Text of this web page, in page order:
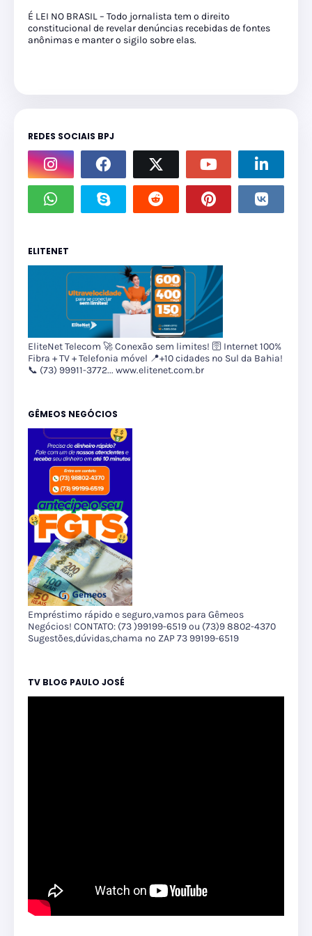
É LEI NO BRASIL – Todo jornalista tem o direito
constitucional de revelar denúncias recebidas de fontes
anônimas e manter o sigilo sobre elas.
REDES SOCIAIS BPJ
ELITENET
EliteNet Telecom 🚀 Conexão sem limites! 🛜 Internet 100%
Fibra + TV + Telefonia móvel 📍+10 cidades no Sul da Bahia!
📞 (73) 99911-3772... www.elitenet.com.br
GÊMEOS NEGÓCIOS
Empréstimo rápido e seguro,vamos para Gêmeos
Negócios! CONTATO: (73 )99199-6519 ou (73)9 8802-4370
Sugestões,dúvidas,chama no ZAP 73 99199-6519
TV BLOG PAULO JOSÉ